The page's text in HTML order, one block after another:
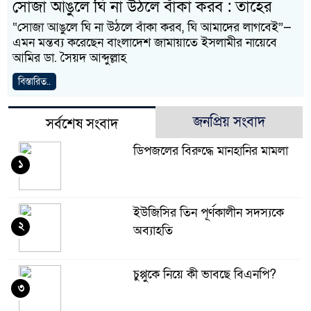
সোজা আঙুলে ঘি না উঠলে বাঁকা করব : তাহের
“সোজা আঙুলে ঘি না উঠলে বাঁকা করব, ঘি আমাদের লাগবেই”—
এমন মন্তব্য করেছেন বাংলাদেশ জামায়াতে ইসলামীর নায়েবে
আমির ডা. সৈয়দ আব্দুল্লাহ
বিস্তারিত..
সর্বশেষ সংবাদ জনপ্রিয় সংবাদ
ডিপজলের বিরুদ্ধে মানহানির মামলা
১
ইউজিসির তিন পূর্ণকালীন সদস্যকে
অব্যাহতি
২
চুপ্পুকে নিয়ে কী ভাবছে বিএনপি?
৩